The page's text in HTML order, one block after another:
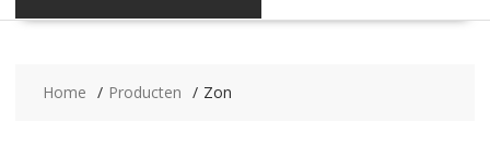
Home Producten Zon